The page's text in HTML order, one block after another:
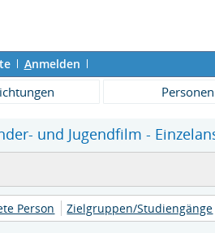
Anmelden
Personen
und Jugendfilm -
Person Zielgruppen/Studiengänge